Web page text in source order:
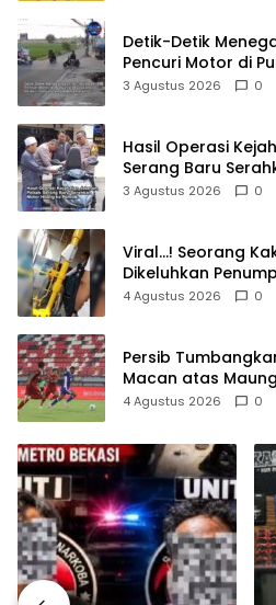
Detik-Detik
Pencuri Motor di
Pelaku Lolos di
3 Agustus 2026 0
Hasil Operasi
Serang Baru
Pemilik
3 Agustus 2026 0
Viral…! Seorang
Dikeluhkan
TransJakarta
4 Agustus 2026 0
Persib
Macan atas
4 Agustus 2026 0